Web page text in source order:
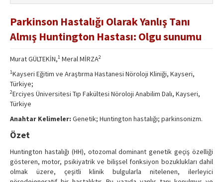
Türkçe
Parkinson Hastalığı Olarak Yanlış Tanı
Almış Huntington Hastası: Olgu sunumu
Murat GÜLTEKİN,1 Meral MİRZA2
1Kayseri Eğitim ve Araştırma Hastanesi Nöroloji Kliniği, Kayseri,
Türkiye;
2Erciyes Üniversitesi Tıp Fakültesi Nöroloji Anabilim Dalı, Kayseri,
Türkiye
Anahtar Kelimeler: Genetik; Huntington hastalığı; parkinsonizm.
Özet
Huntington hastalığı (HH), otozomal dominant genetik geçiş özelliği
gösteren, motor, psikiyatrik ve bilişsel fonksiyon bozuklukları dahil
olmak üzere, çeşitli klinik bulgularla nitelenen, ilerleyici